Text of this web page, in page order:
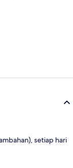
setiap hari